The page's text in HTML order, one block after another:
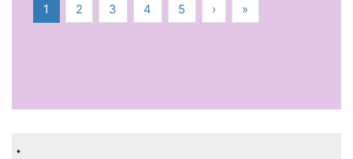
1 2 3 4 5 › »
.